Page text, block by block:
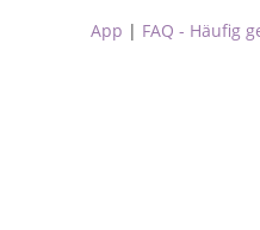
App | FAQ - Häufig